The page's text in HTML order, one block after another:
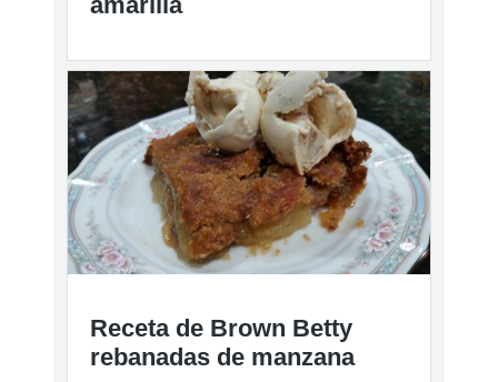
Receta de Brown Betty
rebanadas de manzana